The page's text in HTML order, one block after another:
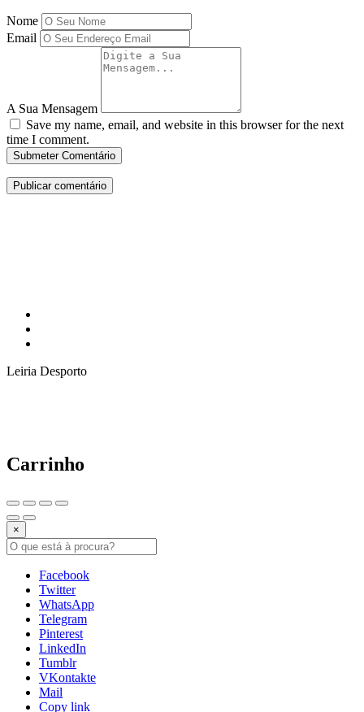
Nome
Email
A Sua Mensagem
Save my name, email, and website in this browser for the next
time I comment.
Submeter Comentário
Leiria Desporto
Carrinho
×
Facebook
Twitter
WhatsApp
Telegram
Pinterest
LinkedIn
Tumblr
VKontakte
Mail
Copy link